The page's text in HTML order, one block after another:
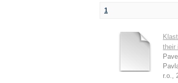
1
their
r.o.,